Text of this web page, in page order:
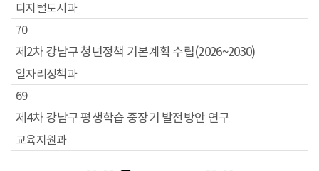
디지털도시과
70
제2차 강남구 청년정책 기본계획 수립(2026~2030)
일자리정책과
69
제4차 강남구 평생학습 중장기 발전방안 연구
교육지원과